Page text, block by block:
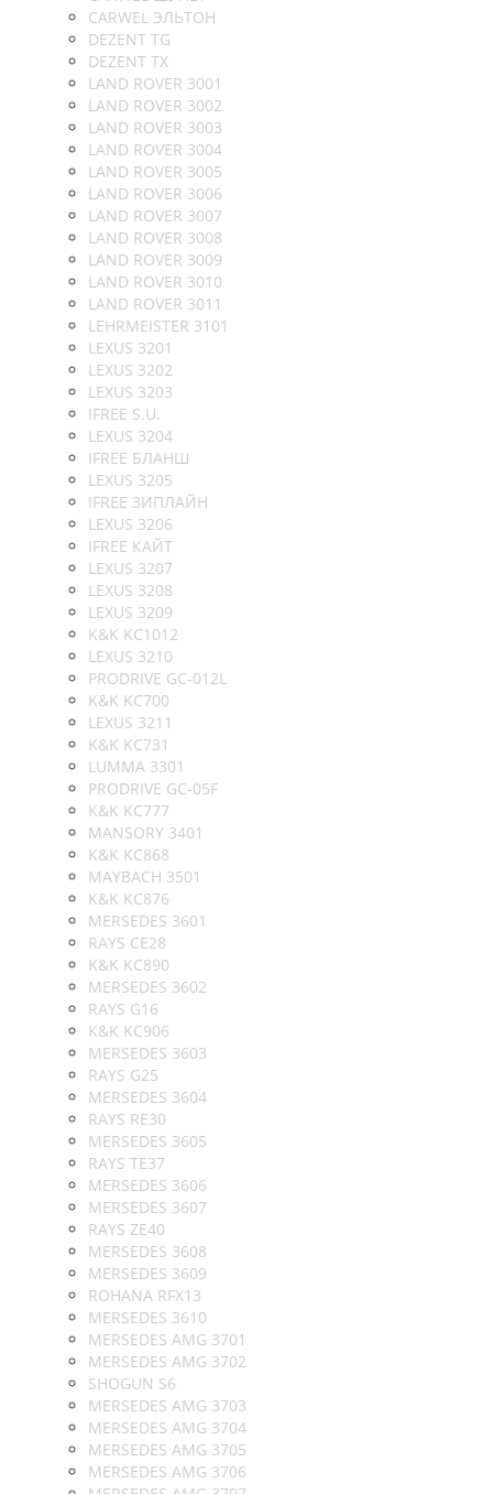
CARWEL ЭЛЬТОН
DEZENT TG
DEZENT TX
LAND ROVER 3001
LAND ROVER 3002
LAND ROVER 3003
LAND ROVER 3004
LAND ROVER 3005
LAND ROVER 3006
LAND ROVER 3007
LAND ROVER 3008
LAND ROVER 3009
LAND ROVER 3010
LAND ROVER 3011
LEHRMEISTER 3101
LEXUS 3201
LEXUS 3202
LEXUS 3203
IFREE S.U.
LEXUS 3204
IFREE БЛАНШ
LEXUS 3205
IFREE ЗИПЛАЙН
LEXUS 3206
IFREE КАЙТ
LEXUS 3207
LEXUS 3208
LEXUS 3209
K&K KC1012
LEXUS 3210
PRODRIVE GC-012L
K&K KC700
LEXUS 3211
K&K KC731
LUMMA 3301
PRODRIVE GC-05F
K&K KC777
MANSORY 3401
K&K KC868
MAYBACH 3501
K&K KC876
MERSEDES 3601
RAYS CE28
K&K KC890
MERSEDES 3602
RAYS G16
K&K KC906
MERSEDES 3603
RAYS G25
MERSEDES 3604
RAYS RE30
MERSEDES 3605
RAYS TE37
MERSEDES 3606
MERSEDES 3607
RAYS ZE40
MERSEDES 3608
MERSEDES 3609
ROHANA RFX13
MERSEDES 3610
MERSEDES AMG 3701
MERSEDES AMG 3702
SHOGUN S6
MERSEDES AMG 3703
MERSEDES AMG 3704
MERSEDES AMG 3705
MERSEDES AMG 3706